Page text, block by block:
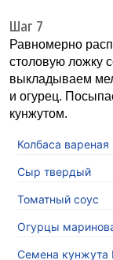
Шаг 7
Равномерно
столовую ложку
выкладываем
и огурец.
кунжутом.
Колбаса вареная
Сыр твердый
Томатный соус
Огурцы
Семена кунжута